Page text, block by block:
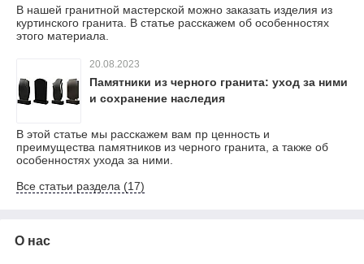
В нашей гранитной мастерской можно заказать изделия из
куртинского гранита. В статье расскажем об особенностях
этого материала.
20.08.2023
Памятники из черного гранита: уход за ними
и сохранение наследия
В этой статье мы расскажем вам пр ценность и
преимущества памятников из черного гранита, а также об
особенностях ухода за ними.
Все статьи раздела (17)
О нас